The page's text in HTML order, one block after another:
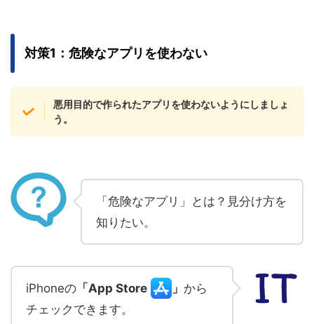
対策1：危険なアプリを使わない
悪用目的で作られたアプリを使わないようにしましょ
う。
「危険なアプリ」とは？見分け方を
知りたい。
iPhoneの 「App Store 」 から
チェックできます。